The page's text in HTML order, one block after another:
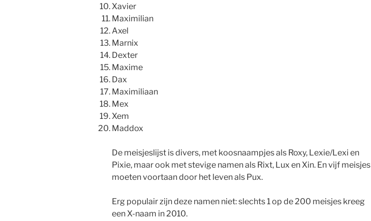
Xavier
Maximilian
Axel
Marnix
Dexter
Maxime
Dax
Maximiliaan
Mex
Xem
Maddox
De meisjeslijst is divers, met koosnaampjes als Roxy, Lexie/Lexi en
Pixie, maar ook met stevige namen als Rixt, Lux en Xin. En vijf meisjes
moeten voortaan door het leven als Pux.
Erg populair zijn deze namen niet: slechts 1 op de 200 meisjes kreeg
een X-naam in 2010.